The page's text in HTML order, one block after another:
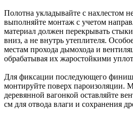
Полотна укладывайте с нахлестом
выполняйте монтаж с учетом
материал должен перекрывать
вниз, а не внутрь утеплителя.
местам прохода дымохода и
обрабатывая их жаростойкими
Для фиксации последующего
монтируйте поверх пароизоляции.
деревянной вагонкой оставляйте
см для отвода влаги и сохранения